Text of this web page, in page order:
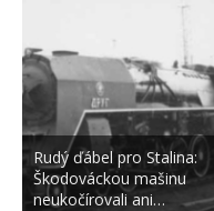
Rudý ďábel pro Stalina:
Škodováckou mašinu
neukočírovali ani…